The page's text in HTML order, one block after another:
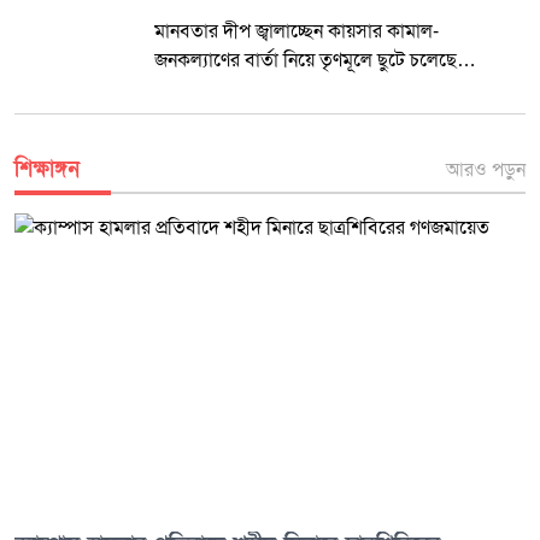
মাদক কারবারি মাসুদ রানা ওরফে সাগর গ্রেফতার
শিক্ষাঙ্গন আরও পড়ুন